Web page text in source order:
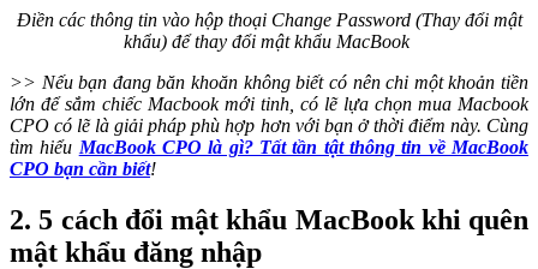
Điền các thông tin vào hộp thoại Change Password (Thay đổi mật
khẩu) để thay đổi mật khẩu MacBook
>> Nếu bạn đang băn khoăn không biết có nên chi một khoản tiền
lớn để sắm chiếc Macbook mới tinh, có lẽ lựa chọn mua Macbook
CPO có lẽ là giải pháp phù hợp hơn với bạn ở thời điểm này. Cùng
tìm hiểu MacBook CPO là gì? Tất tần tật thông tin về MacBook
CPO bạn cần biết!
2. 5 cách đổi mật khẩu MacBook khi quên
mật khẩu đăng nhập